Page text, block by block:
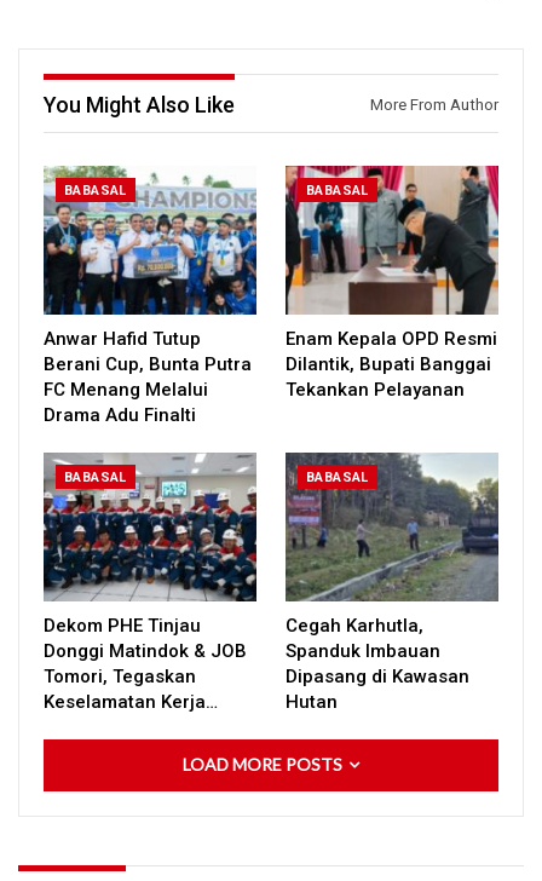
You Might Also Like More From Author
BABASAL
Anwar Hafid Tutup
Berani Cup, Bunta Putra
FC Menang Melalui
Drama Adu Finalti
BABASAL
Enam Kepala OPD Resmi
Dilantik, Bupati Banggai
Tekankan Pelayanan
BABASAL
Dekom PHE Tinjau
Donggi Matindok & JOB
Tomori, Tegaskan
Keselamatan Kerja…
BABASAL
Cegah Karhutla,
Spanduk Imbauan
Dipasang di Kawasan
Hutan
LOAD MORE POSTS